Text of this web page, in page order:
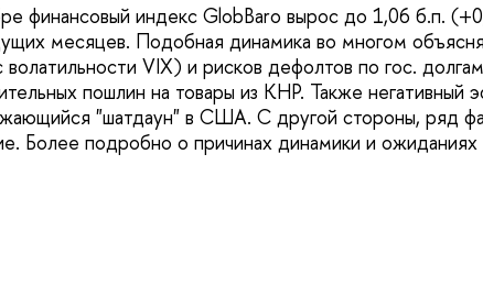
финансовый индекс GlobBaro вырос до 1,06 б.п.
месяцев. Подобная динамика во многом
волатильности VIX) и рисков дефолтов по гос.
пошлин на товары из КНР. Также негативный
"шатдаун" в США. С другой стороны, ряд
Более подробно о причинах динамики и